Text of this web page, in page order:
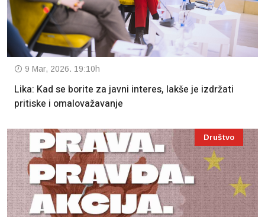
9 Mar, 2026. 19:10h
Lika: Kad se borite za javni interes, lakše je izdržati
pritiske i omalovažavanje
Društvo